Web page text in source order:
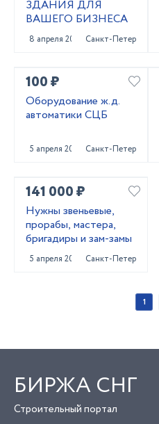
ЗДАНИЯ ДЛЯ
ВАШЕГО БИЗНЕСА
8 апреля 2022 Санкт-Петербург
100 ₽
Оборудование ж.д.
автоматики СЦБ
5 апреля 2022 Санкт-Петербург
141 000 ₽
Нужны звеньевые,
прорабы, мастера,
бригадиры и зам-замы
5 апреля 2022 Санкт-Петербург
1
БИРЖА СНГ
Строительный портал